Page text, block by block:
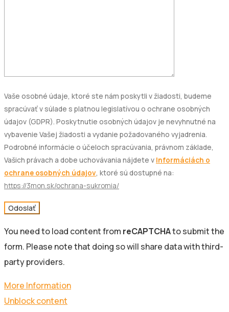
Vaše osobné údaje, ktoré ste nám poskytli v žiadosti, budeme
spracúvať v súlade s platnou legislatívou o ochrane osobných
údajov (GDPR). Poskytnutie osobných údajov je nevyhnutné na
vybavenie Vašej žiadosti a vydanie požadovaného vyjadrenia.
Podrobné informácie o účeloch spracúvania, právnom základe,
Vašich právach a dobe uchovávania nájdete v Informáciách o
ochrane osobných údajov, ktoré sú dostupné na:
https://3mon.sk/ochrana-sukromia/
Odoslať
You need to load content from reCAPTCHAto submit the
form. Please note that doing so will share data with third-
party providers.
More Information
Unblock content